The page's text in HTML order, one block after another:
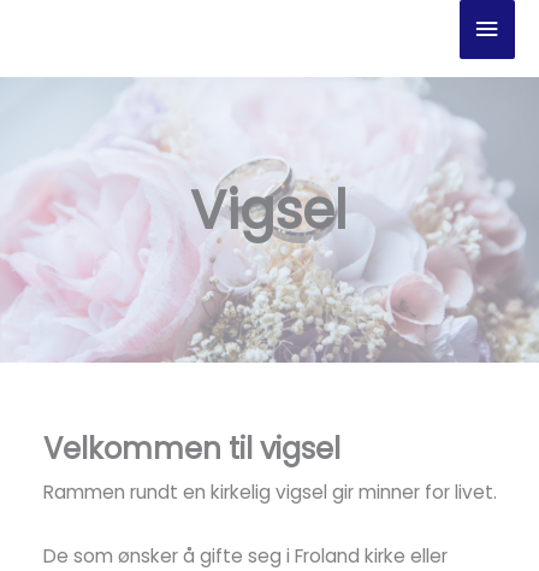
til
Vigsel
Velkommen til vigsel
Rammen rundt en kirkelig vigsel gir minner for livet.
De som ønsker å gifte seg i Froland kirke eller